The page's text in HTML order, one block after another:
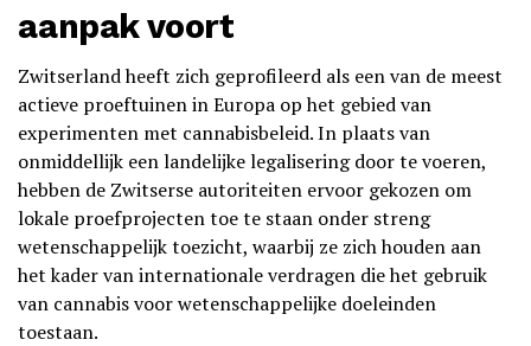
aanpak voort
Zwitserland heeft zich geprofileerd als een van de meest
actieve proeftuinen in Europa op het gebied van
experimenten met cannabisbeleid. In plaats van
onmiddellijk een landelijke legalisering door te voeren,
hebben de Zwitserse autoriteiten ervoor gekozen om
lokale proefprojecten toe te staan onder streng
wetenschappelijk toezicht, waarbij ze zich houden aan
het kader van internationale verdragen die het gebruik
van cannabis voor wetenschappelijke doeleinden
toestaan.